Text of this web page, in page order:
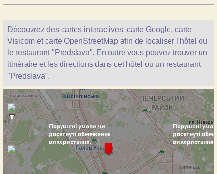
Découvrez des cartes interactives: carte Google, carte
Visicom et carte OpenStreetMap afin de localiser l'hôtel ou
le restaurant "Predslava". En outre vous pouvez trouver un
itinéraire et les directions dans cet hôtel ou un restaurant
"Predslava".